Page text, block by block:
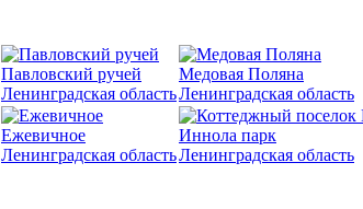
Павловский ручей
Ленинградская область
Медовая Поляна
Ленинградская область
Ежевичное
Ленинградская область
Иннола парк
Ленинградская область